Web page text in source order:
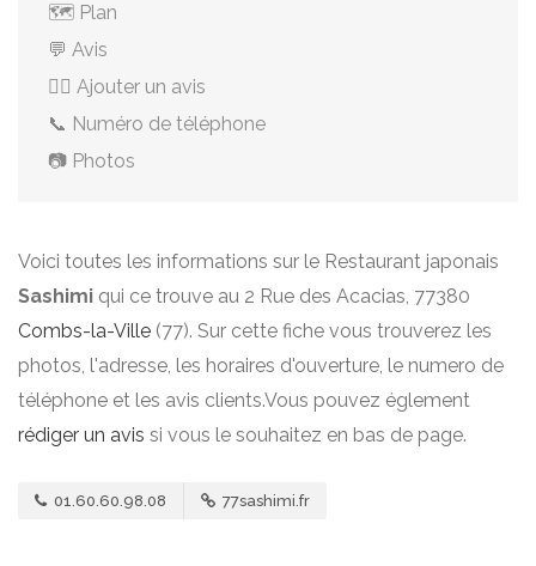
🗺️ Plan
💬 Avis
✍🏻 Ajouter un avis
📞 Numéro de téléphone
📷 Photos
Voici toutes les informations sur le Restaurant japonais
Sashimi qui ce trouve au 2 Rue des Acacias, 77380
Combs-la-Ville (77). Sur cette fiche vous trouverez les
photos, l'adresse, les horaires d'ouverture, le numero de
téléphone et les avis clients.Vous pouvez églement
rédiger un avis si vous le souhaitez en bas de page.
01.60.60.98.08 77sashimi.fr